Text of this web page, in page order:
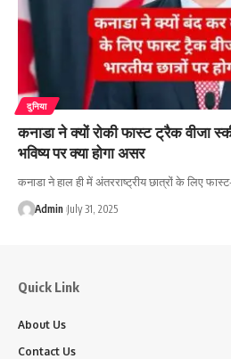
दुनिया
कनाडा ने क्यों रोकी फास्ट ट्रैक वीजा
भविष्य पर क्या होगा असर
कनाडा ने हाल ही में अंतरराष्ट्रीय छात्रों के लिए
Admin July 31, 2025
Quick Link
About Us
Contact Us